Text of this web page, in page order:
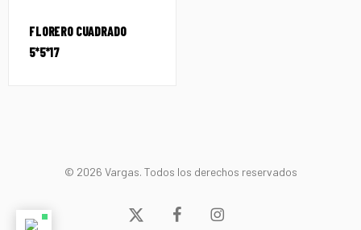
FLORERO CUADRADO
5*5*17
© 2026 Vargas. Todos los derechos reservados
x-
facebookinstagram